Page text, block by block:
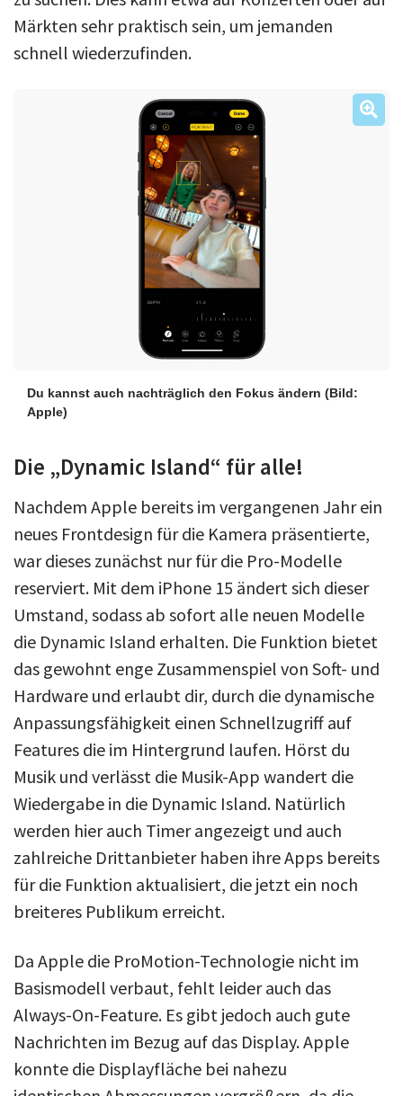
Märkten sehr praktisch sein, um jemanden
schnell wiederzufinden.
Du kannst auch nachträglich den Fokus ändern (Bild:
Apple)
Die „Dynamic Island“ für alle!
Nachdem Apple bereits im vergangenen Jahr ein
neues Frontdesign für die Kamera präsentierte,
war dieses zunächst nur für die Pro-Modelle
reserviert. Mit dem iPhone 15 ändert sich dieser
Umstand, sodass ab sofort alle neuen Modelle
die Dynamic Island erhalten. Die Funktion bietet
das gewohnt enge Zusammenspiel von Soft- und
Hardware und erlaubt dir, durch die dynamische
Anpassungsfähigkeit einen Schnellzugriff auf
Features die im Hintergrund laufen. Hörst du
Musik und verlässt die Musik-App wandert die
Wiedergabe in die Dynamic Island. Natürlich
werden hier auch Timer angezeigt und auch
zahlreiche Drittanbieter haben ihre Apps bereits
für die Funktion aktualisiert, die jetzt ein noch
breiteres Publikum erreicht.
Da Apple die ProMotion-Technologie nicht im
Basismodell verbaut, fehlt leider auch das
Always-On-Feature. Es gibt jedoch auch gute
Nachrichten im Bezug auf das Display. Apple
konnte die Displayfläche bei nahezu